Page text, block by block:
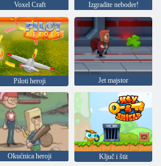
Voxel Craft Izgradite neboder!
Piloti heroji Jet majstor
Okućnica heroji
Ključ i štit